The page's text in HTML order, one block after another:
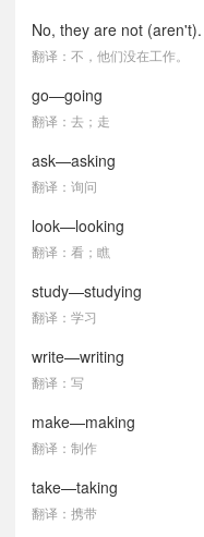
No, they are not (aren't).
翻译：不，他们没在工作。
go—going
翻译：去；走
ask—asking
翻译：询问
look—looking
翻译：看；瞧
study—studying
翻译：学习
write—writing
翻译：写
make—making
翻译：制作
take—taking
翻译：携带